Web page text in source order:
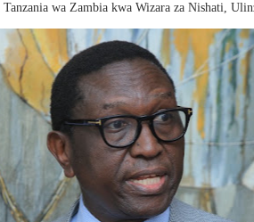
wa Zambia kwa Wizara za Nishati,